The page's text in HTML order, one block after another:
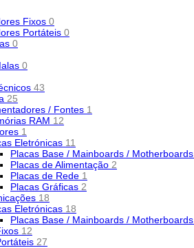
Fixos 0
Portáteis 0
0
0
43
25
/ Fontes 1
RAM 12
1
Eletrónicas 11
Placas Base / Mainboards / Motherboards
Placas de Alimentação 2
Placas de Rede 1
Placas Gráficas 2
18
Eletrónicas 18
Placas Base / Mainboards / Motherboards
12
27